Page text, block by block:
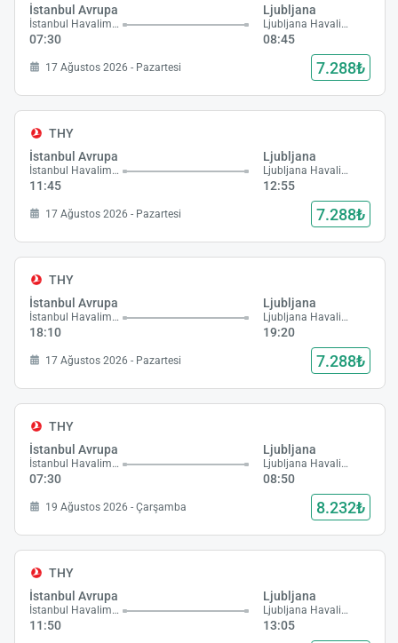
İstanbul Avrupa
İstanbul Havalimanı
07:30
Ljubljana
Ljubljana Havalimanı
08:45
17 Ağustos 2026 - Pazartesi 7.288₺
THY
İstanbul Avrupa
İstanbul Havalimanı
11:45
Ljubljana
Ljubljana Havalimanı
12:55
17 Ağustos 2026 - Pazartesi 7.288₺
THY
İstanbul Avrupa
İstanbul Havalimanı
18:10
Ljubljana
Ljubljana Havalimanı
19:20
17 Ağustos 2026 - Pazartesi 7.288₺
THY
İstanbul Avrupa
İstanbul Havalimanı
07:30
Ljubljana
Ljubljana Havalimanı
08:50
19 Ağustos 2026 - Çarşamba 8.232₺
THY
İstanbul Avrupa
İstanbul Havalimanı
11:50
Ljubljana
Ljubljana Havalimanı
13:05